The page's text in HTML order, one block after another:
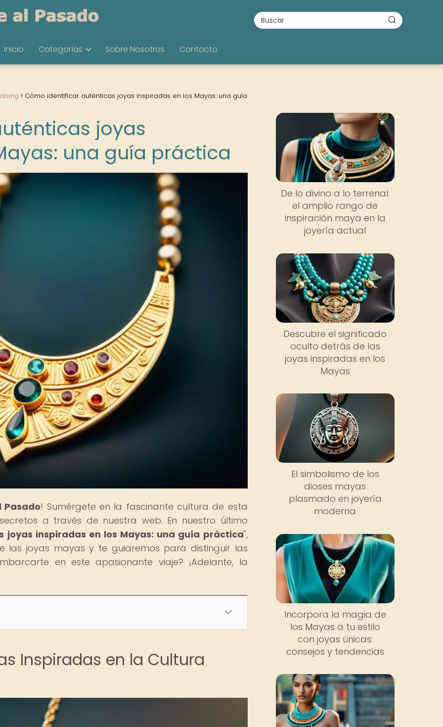
Inicio Categorías Sobre Nosotros Contacto
Cómo identificar auténticas joyas inspiradas en los Mayas: una guía
joyas
una guía práctica
Pasado! Sumérgete en la fascinante cultura de esta
a través de nuestra web. En nuestro último
joyas inspiradas en los Mayas: una guía práctica",
las joyas mayas y te guiaremos para distinguir las
en este apasionante viaje? ¡Adelante, la
Inspiradas en la Cultura
De lo divino a lo terrenal:
el amplio rango de
inspiración maya en la
joyería actual
Descubre el significado
oculto detrás de las
joyas inspiradas en los
Mayas
El simbolismo de los
dioses mayas
plasmado en joyería
moderna
Incorpora la magia de
los Mayas a tu estilo
con joyas únicas:
consejos y tendencias